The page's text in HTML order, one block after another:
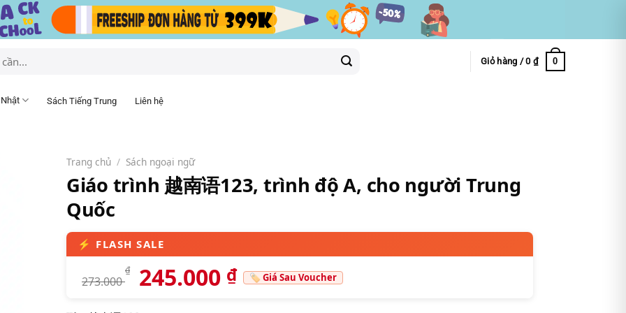
Giỏ hàng /0 ₫ 0
Sách Tiếng Trung Liên hệ
Trang chủ / Sách ngoại ngữ
Giáo trình 越南语123, trình độ A, cho người Trung
Quốc
273.000
₫ 245.000 ₫